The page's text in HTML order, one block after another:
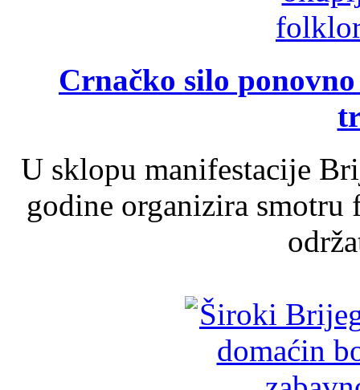
Crnačko silo
U sklopu manifestacije
godine organizira